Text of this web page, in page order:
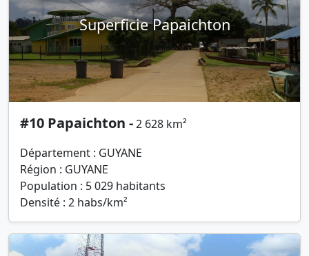
Superficie Papaichton
#10 Papaichton -2 628 km²
Département : GUYANE
Région : GUYANE
Population : 5 029 habitants
Densité : 2 habs/km²